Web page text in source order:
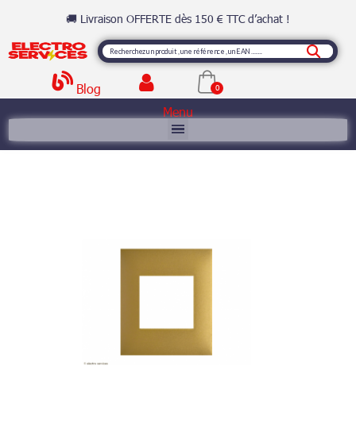
🚚 Livraison OFFERTE dès 150 € TTC d’achat !
Blog
Menu